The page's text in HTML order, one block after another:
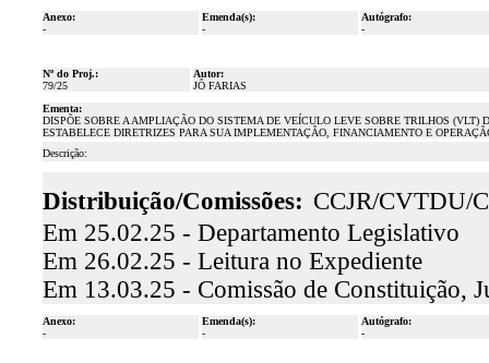
Anexo:
-
Emenda(s):
-
Autógrafo:
-
Nº do Proj.:
79/25
Autor:
JÔ FARIAS
Ementa:
DISPÕE SOBRE A AMPLIAÇÃO DO SISTEMA DE VEÍCULO LEVE SOBRE TRILHOS
ESTABELECE DIRETRIZES PARA SUA IMPLEMENTAÇÃO, FINANCIAMENTO E
Descrição:
Distribuição/Comissões: CCJR/CVTDU/
Em 25.02.25 - Departamento Legislativo
Em 26.02.25 - Leitura no Expediente
Em 13.03.25 - Comissão de Constituição,
Anexo:
-
Emenda(s):
-
Autógrafo:
-